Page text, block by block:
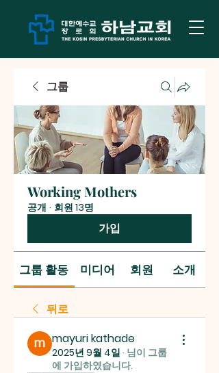
그룹
Working Mothers
공개 · 회원 13명
가입
그룹 활동 미디어 회원 소개
뒤로
mayuri kathade
2025년 9월 4일 · 님이 그룹
에 가입하였습니다.